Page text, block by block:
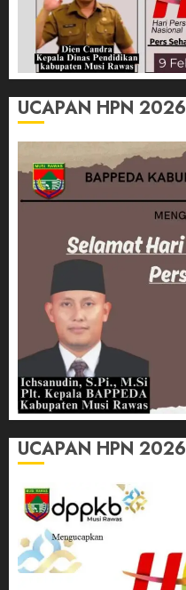
UCAPAN HPN 2026
UCAPAN HPN 2026